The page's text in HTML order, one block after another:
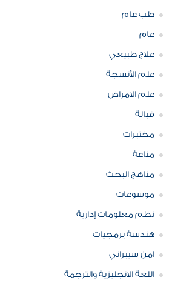
طب عام
عام
علاج طبيعي
علم الأنسجة
علم الامراض
قبالة
مختبرات
مناعة
مناهج البحث
موسوعات
نظم معلومات إدارية
هندسة برمجيات
امن سيبراني
اللغة الانجليزية والترجمة